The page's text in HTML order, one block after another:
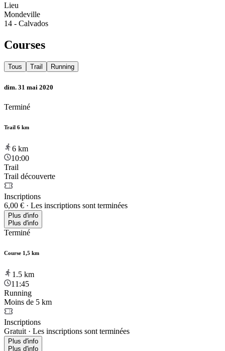
Lieu
Mondeville
14 - Calvados
Courses
Tous Trail Running
dim. 31 mai 2020
Terminé
Trail 6 km
6 km
10:00
Trail
Trail découverte
Inscriptions
6,00 € · Les inscriptions sont terminées
Plus d'info
Plus d'info
Terminé
Course 1,5 km
1.5 km
11:45
Running
Moins de 5 km
Inscriptions
Gratuit · Les inscriptions sont terminées
Plus d'info
Plus d'info